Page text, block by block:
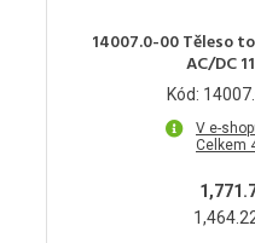
14007.0-00 Těleso
AC/DC
Kód:
V e-
Celkem